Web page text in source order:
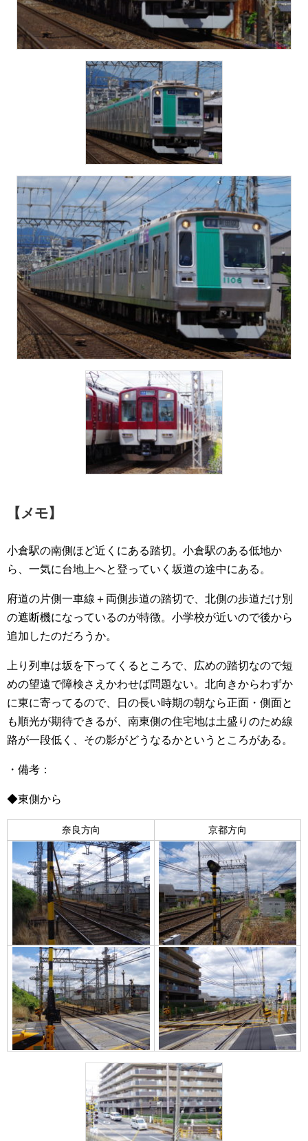
【メモ】
小倉駅の南側ほど近くにある踏切。小倉駅のある低地か
ら、一気に台地上へと登っていく坂道の途中にある。
府道の片側一車線＋両側歩道の踏切で、北側の歩道だけ別
の遮断機になっているのが特徴。小学校が近いので後から
追加したのだろうか。
上り列車は坂を下ってくるところで、広めの踏切なので短
めの望遠で障検さえかわせば問題ない。北向きからわずか
に東に寄ってるので、日の長い時期の朝なら正面・側面と
も順光が期待できるが、南東側の住宅地は土盛りのため線
路が一段低く、その影がどうなるかというところがある。
・備考：
◆東側から
奈良方向 京都方向